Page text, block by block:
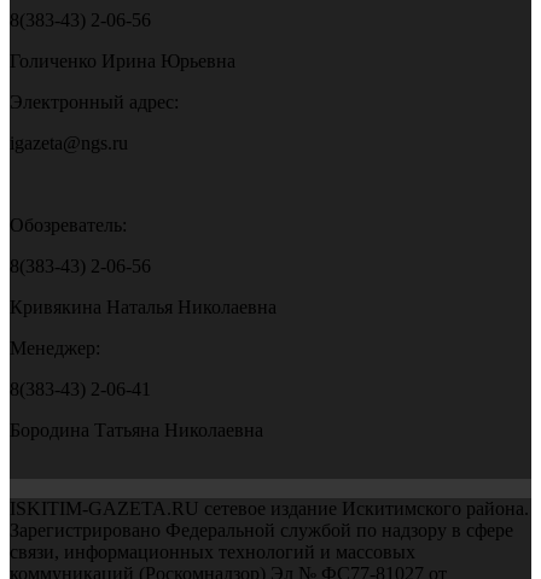
8(383-43) 2-06-56
Голиченко Ирина Юрьевна
Электронный адрес:
igazeta@ngs.ru
Обозреватель:
8(383-43) 2-06-56
Кривякина Наталья Николаевна
Менеджер:
8(383-43) 2-06-41
Бородина Татьяна Николаевна
ISKITIM-GAZETA.RU сетевое издание Искитимского района.
Зарегистрировано Федеральной службой по надзору в сфере
связи, информационных технологий и массовых
коммуникаций (Роскомнадзор) Эл № ФС77-81027 от